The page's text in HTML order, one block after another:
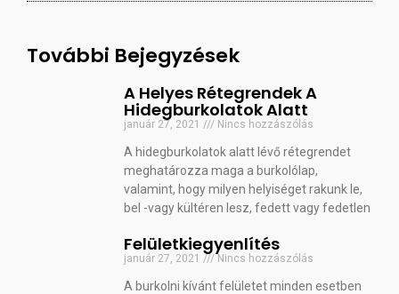
További Bejegyzések
A Helyes Rétegrendek A
Hidegburkolatok Alatt
január 27, 2021 Nincs hozzászólás
A hidegburkolatok alatt lévő rétegrendet
meghatározza maga a burkolólap,
valamint, hogy milyen helyiséget rakunk le,
bel -vagy kültéren lesz, fedett vagy fedetlen
Felületkiegyenlítés
január 27, 2021 Nincs hozzászólás
A burkolni kívánt felületet minden esetben